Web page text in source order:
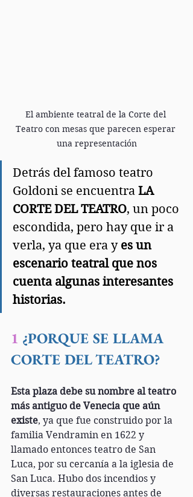
El ambiente teatral de la Corte del
Teatro con mesas que parecen esperar
una representación
Detrás del famoso teatro
Goldoni se encuentra LA
CORTE DEL TEATRO, un poco
escondida, pero hay que ir a
verla, ya que era y es un
escenario teatral que nos
cuenta algunas interesantes
historias.
1 ¿PORQUE SE LLAMA
CORTE DEL TEATRO?
Esta plaza debe su nombre al teatro
más antiguo de Venecia que aún
existe, ya que fue construido por la
familia Vendramin en 1622 y
llamado entonces teatro de San
Luca, por su cercanía a la iglesia de
San Luca. Hubo dos incendios y
diversas restauraciones antes de